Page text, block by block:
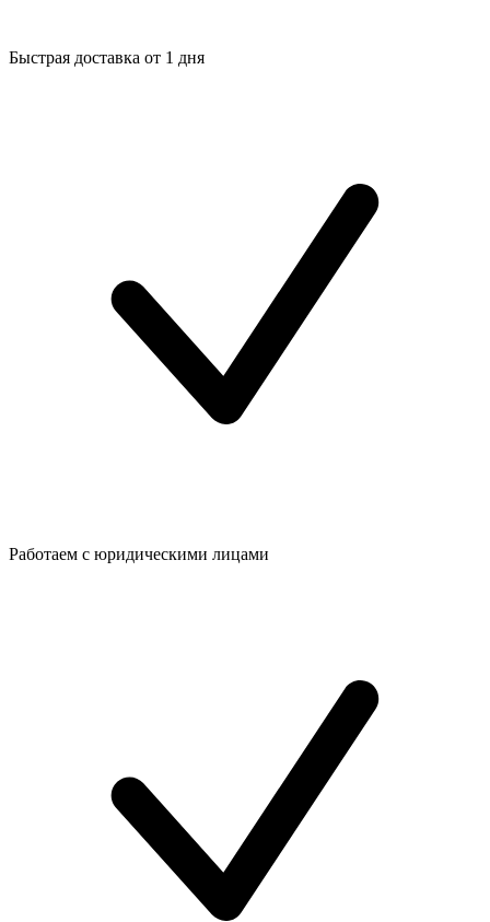
Быстрая доставка от 1 дня
Работаем с юридическими лицами